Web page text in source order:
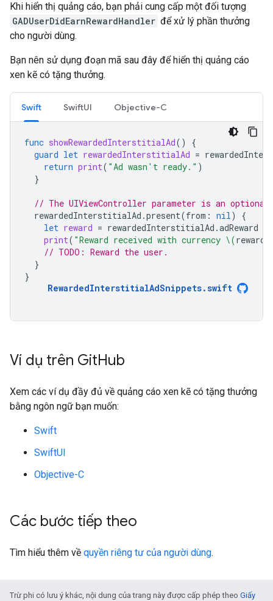
Khi hiển thị quảng cáo, bạn phải cung cấp một đối tượng
GADUserDidEarnRewardHandler để xử lý phần thưởng
cho người dùng.
Bạn nên sử dụng đoạn mã sau đây để hiển thị quảng cáo
xen kẽ có tặng thưởng.
Swift SwiftUI Objective-C
func showRewardedInterstitialAd()
{
guard let rewardedInterstitialAd =
return print( "Ad wasn't ready." )
}
// The UIViewController parameter is an
rewardedInterstitialAd .present(from : nil)
{
let reward = rewardedInterstitialAd .adReward
print( "Reward received with currency \(reward
// TODO: Reward the user.
}
}
RewardedInterstitialAdSnippets.swift
Ví dụ trên GitHub
Xem các ví dụ đầy đủ về quảng cáo xen kẽ có tặng thưởng
bằng ngôn ngữ bạn muốn:
Swift
SwiftUI
Objective-C
Các bước tiếp theo
Tìm hiểu thêm về quyền riêng tư của người dùng.
Trừ phi có lưu ý khác, nội dung của trang này được cấp phép theo Giấy